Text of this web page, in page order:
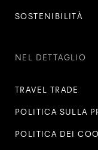
SOSTENIBILITÀ
NEL DETTAGLIO
TRAVEL TRADE
POLITICA SULLA
POLITICA DEI